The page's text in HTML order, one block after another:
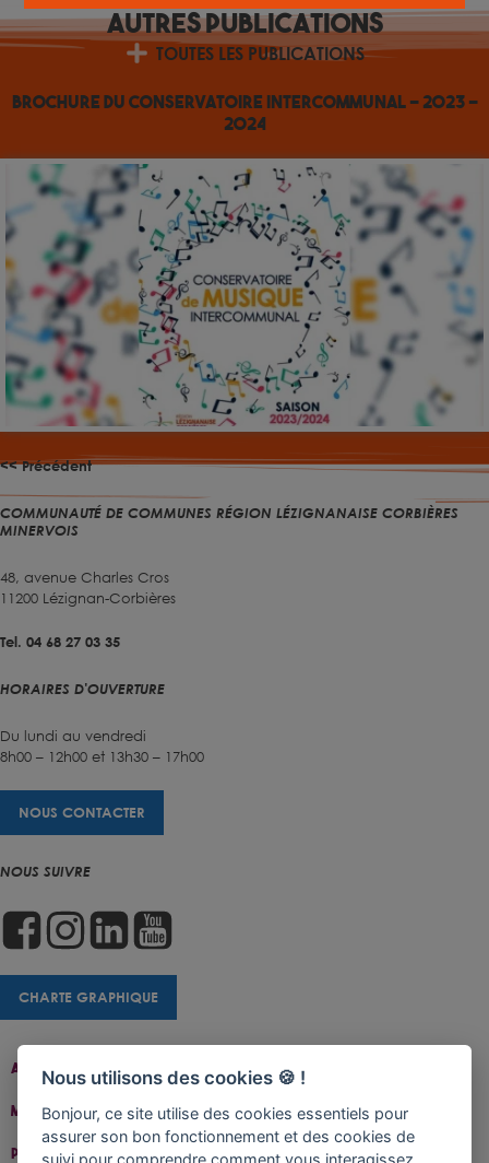
AutresPublications
TOUTES LES PUBLICATIONS
Brochure du conservatoire intercommunal – 2023 –
2024
<< Précédent
Accueil Contact Plan Du Site Accessibilité
Mentions Légales Gestion De Cookies
Politique De Confidentialité
COMMUNAUTÉ DE COMMUNES RÉGION LÉZIGNANAISE CORBIÈRES
MINERVOIS
48, avenue Charles Cros
11200 Lézignan-Corbières
Tel. 04 68 27 03 35
HORAIRES D'OUVERTURE
Du lundi au vendredi
8h00 – 12h00 et 13h30 – 17h00
NOUS CONTACTER
NOUS SUIVRE
CHARTE GRAPHIQUE
Nous utilisons des cookies 🍪 !
Bonjour, ce site utilise des cookies essentiels pour
assurer son bon fonctionnement et des cookies de
suivi pour comprendre comment vous interagissez